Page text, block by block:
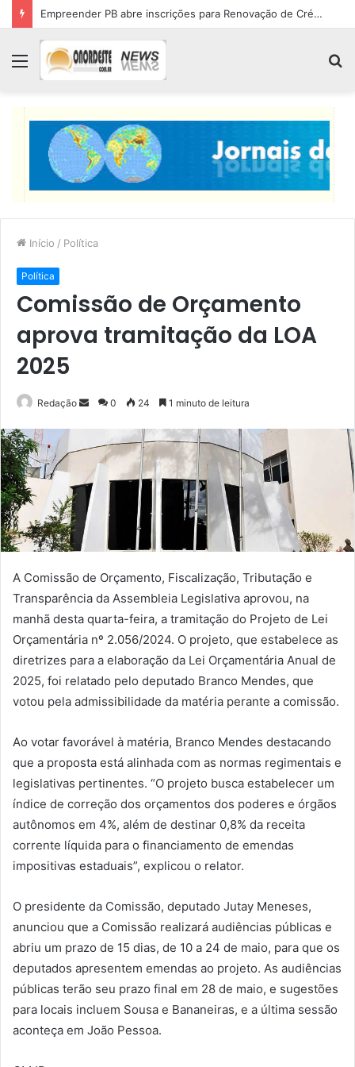
Empreender PB abre inscrições para Renovação de Crédito
Menu
Início / Política
Política
Comissão de Orçamento
aprova tramitação da LOA
2025
Redação
Mande
mail
0 24 1 minuto de leitura
A Comissão de Orçamento, Fiscalização, Tributação e
Transparência da Assembleia Legislativa aprovou, na
manhã desta quarta-feira, a tramitação do Projeto de Lei
Orçamentária nº 2.056/2024. O projeto, que estabelece as
diretrizes para a elaboração da Lei Orçamentária Anual de
2025, foi relatado pelo deputado Branco Mendes, que
votou pela admissibilidade da matéria perante a comissão.
Ao votar favorável à matéria, Branco Mendes destacando
que a proposta está alinhada com as normas regimentais e
legislativas pertinentes. “O projeto busca estabelecer um
índice de correção dos orçamentos dos poderes e órgãos
autônomos em 4%, além de destinar 0,8% da receita
corrente líquida para o financiamento de emendas
impositivas estaduais”, explicou o relator.
O presidente da Comissão, deputado Jutay Meneses,
anunciou que a Comissão realizará audiências públicas e
abriu um prazo de 15 dias, de 10 a 24 de maio, para que os
deputados apresentem emendas ao projeto. As audiências
públicas terão seu prazo final em 28 de maio, e sugestões
para locais incluem Sousa e Bananeiras, e a última sessão
aconteça em João Pessoa.